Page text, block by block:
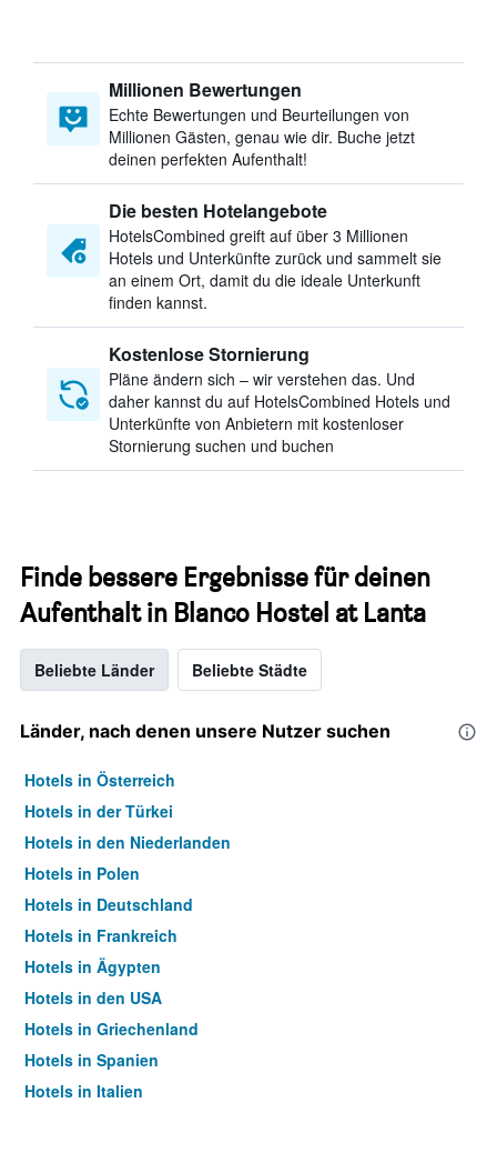
Millionen Bewertungen
Echte Bewertungen und Beurteilungen von
Millionen Gästen, genau wie dir. Buche jetzt
deinen perfekten Aufenthalt!
Die besten Hotelangebote
HotelsCombined greift auf über 3 Millionen
Hotels und Unterkünfte zurück und sammelt sie
an einem Ort, damit du die ideale Unterkunft
finden kannst.
Kostenlose Stornierung
Pläne ändern sich – wir verstehen das. Und
daher kannst du auf HotelsCombined Hotels und
Unterkünfte von Anbietern mit kostenloser
Stornierung suchen und buchen
Finde bessere Ergebnisse für deinen
Aufenthalt in Blanco Hostel at Lanta
Beliebte Länder Beliebte Städte
Länder, nach denen unsere Nutzer suchen
Hotels in Österreich
Hotels in der Türkei
Hotels in den Niederlanden
Hotels in Polen
Hotels in Deutschland
Hotels in Frankreich
Hotels in Ägypten
Hotels in den USA
Hotels in Griechenland
Hotels in Spanien
Hotels in Italien